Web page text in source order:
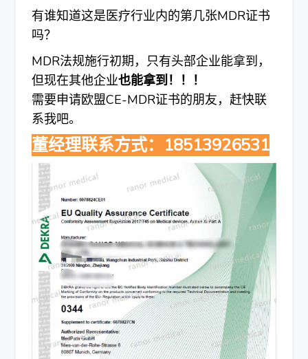
有谁知道这是医疗行业内的第几张MDR证书
吗？
MDR法规施行初期，只有头部企业能拿到，
但现在其他企业也能拿到！！！
需要申请欧盟CE-MDR证书的朋友，赶快联
系我吧。
董经理联系方式：18513926531